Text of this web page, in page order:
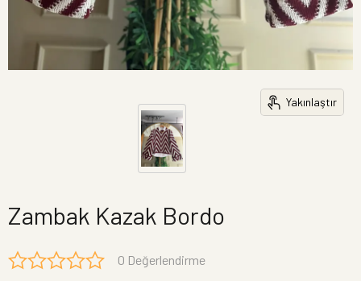
Yakınlaştır
Zambak Kazak Bordo
0 Değerlendirme